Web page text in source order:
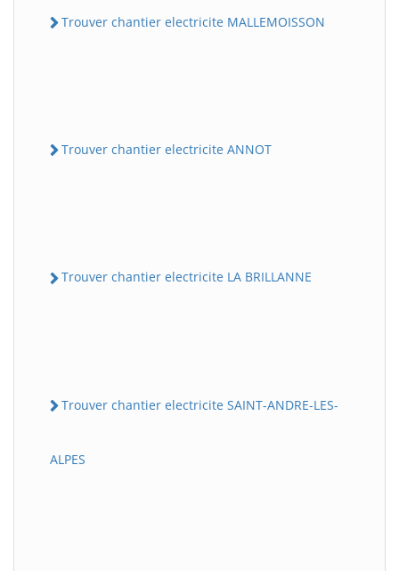
Trouver chantier electricite MALLEMOISSON
Trouver chantier electricite ANNOT
Trouver chantier electricite LA BRILLANNE
Trouver chantier electricite SAINT-ANDRE-LES-
ALPES